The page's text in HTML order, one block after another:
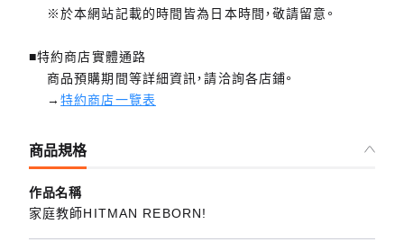
※於本網站記載的時間皆為日本時間，敬請留意。
■特約商店實體通路
商品預購期間等詳細資訊，請洽詢各店鋪。
→特約商店一覽表
商品規格
作品名稱
家庭教師HITMAN REBORN!